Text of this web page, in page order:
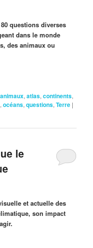
questions diverses
dans le monde
des animaux ou
animaux,atlas,continents,
,océans,questions,Terre |
le
et actuelle des
son impact